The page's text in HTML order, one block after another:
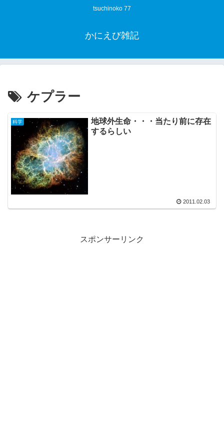
tsuchinoko 77
かにえび雑記
ケプラー
科学
地球外生命・・・当たり前に存在
するらしい
2011.02.03
スポンサーリンク